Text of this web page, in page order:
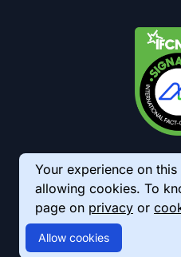
Your experience on
allowing cookies. To
page on privacy or
Allow cookies
© 2026